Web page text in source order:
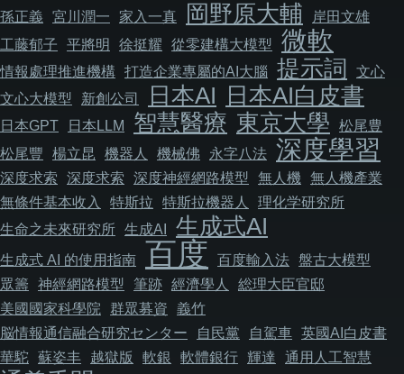
孫正義
宮川潤一 家入一真 岡野原大輔
岸田文雄
工藤郁子
平將明 徐挺耀 從零建構大模型 微軟
情報處理推進機構 打造企業專屬的AI大腦 提示詞
文心
文心大模型
新創公司 日本AI 日本AI白皮書
日本GPT 日本LLM 智慧醫療 東京大學
松尾豊
松尾豐
楊立昆 機器人 機械佛 永字八法 深度學習
深度求索 深度求索 深度神經網路模型 無人機
無人機產業
無條件基本收入
特斯拉 特斯拉機器人
理化学研究所
生命之未來研究所 生成AI 生成式AI
生成式 AI 的使用指南 百度 百度輸入法 盤古大模型
眾籌
神經網路模型 筆跡 經濟學人
総理大臣官邸
美國國家科學院
群眾募資
義竹
脳情報通信融合研究センター
自民黨 自駕車 英國AI白皮書
華駝 蘇姿丰 越獄版 軟銀 軟體銀行 輝達 通用人工智慧